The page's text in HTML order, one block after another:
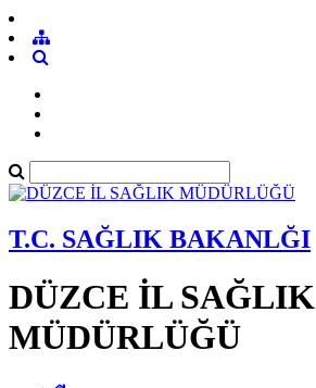
T.C. SAĞLIK BAKANLĞI
DÜZCE İL SAĞLIK
MÜDÜRLÜĞÜ